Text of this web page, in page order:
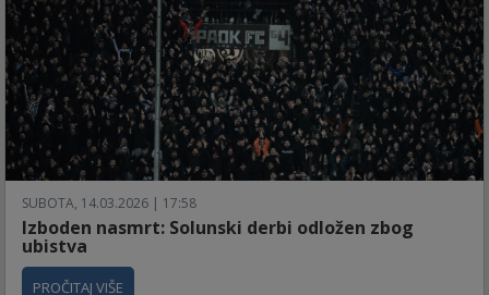
SUBOTA, 14.03.2026 | 17:58
Izboden nasmrt: Solunski derbi odložen zbog
ubistva
PROČITAJ VIŠE